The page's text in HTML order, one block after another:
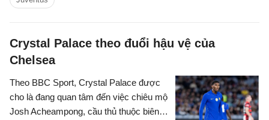
Crystal Palace theo đuổi hậu vệ của
Chelsea
Theo BBC Sport, Crystal Palace được
cho là đang quan tâm đến việc chiêu mộ
Josh Acheampong, cầu thủ thuộc biên